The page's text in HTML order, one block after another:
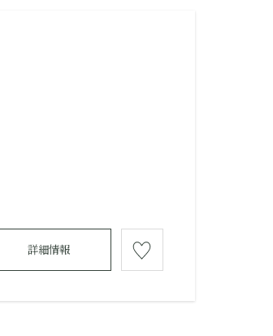
詳細情報